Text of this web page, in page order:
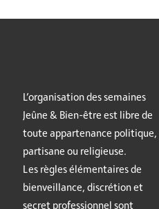
L’organisation des semaines
Jeûne & Bien-être est libre de
toute appartenance politique,
partisane ou religieuse.
Les règles élémentaires de
bienveillance, discrétion et
secret professionnel sont